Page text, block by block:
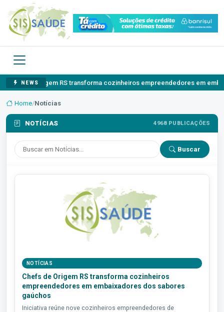
NEWS
RS transforma cozinheiros empreendedores em embaixadores
Home/Notícias
NOTÍCIAS 4968 PUBLICAÇÕES
Buscar
NOTÍCIAS
Chefs de Origem RS transforma cozinheiros
empreendedores em embaixadores dos sabores
gaúchos
Iniciativa reúne nove cozinheiros empreendedores de